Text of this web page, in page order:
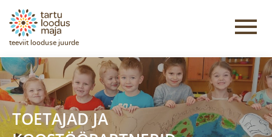
teeviit looduse juurde
TOETAJAD JA